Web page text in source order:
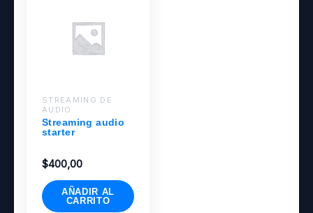
STREAMING DE
AUDIO
Streaming audio
starter
$400,00
AÑADIR AL
CARRITO